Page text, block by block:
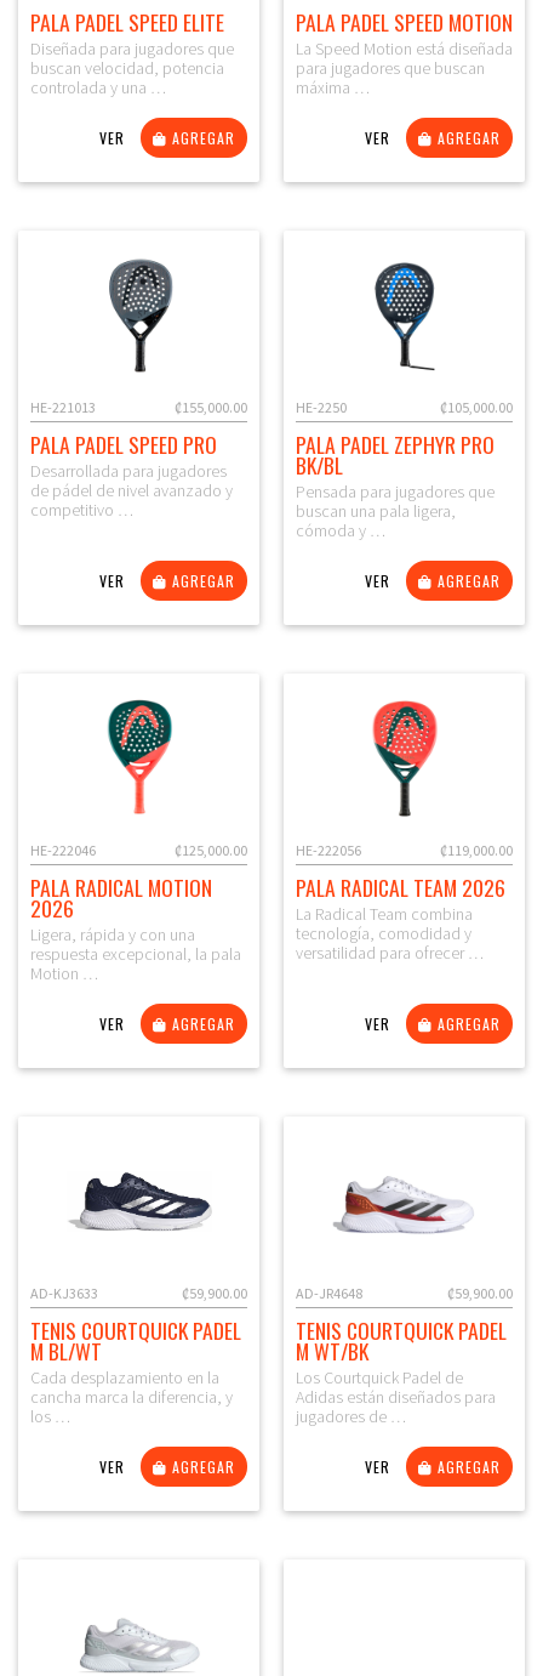
PALA PADEL SPEED ELITE
Diseñada para jugadores que
buscan velocidad, potencia
controlada y una …
VER AGREGAR
PALA PADEL SPEED MOTION
La Speed Motion está diseñada
para jugadores que buscan
máxima …
VER AGREGAR
₡155,000.00
HE-221013
PALA PADEL SPEED PRO
Desarrollada para jugadores
de pádel de nivel avanzado y
competitivo …
VER AGREGAR
₡105,000.00
HE-2250
PALA PADEL ZEPHYR PRO
BK/BL
Pensada para jugadores que
buscan una pala ligera,
cómoda y …
VER AGREGAR
₡125,000.00
HE-222046
PALA RADICAL MOTION
2026
Ligera, rápida y con una
respuesta excepcional, la pala
Motion …
VER AGREGAR
₡119,000.00
HE-222056
PALA RADICAL TEAM 2026
La Radical Team combina
tecnología, comodidad y
versatilidad para ofrecer …
VER AGREGAR
₡59,900.00
AD-KJ3633
TENIS COURTQUICK PADEL
M BL/WT
Cada desplazamiento en la
cancha marca la diferencia, y
los …
VER AGREGAR
₡59,900.00
AD-JR4648
TENIS COURTQUICK PADEL
M WT/BK
Los Courtquick Padel de
Adidas están diseñados para
jugadores de …
VER AGREGAR